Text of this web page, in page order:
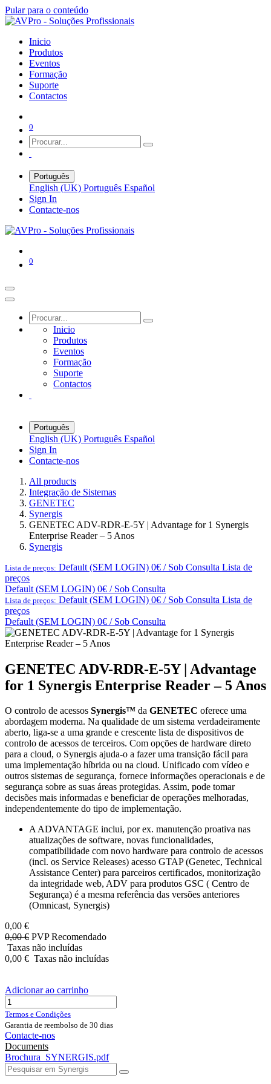
Pular para o conteúdo
Inicio
Produtos
Eventos
Formação
Suporte
Contactos
0
Português
English (UK) Português Español
Sign In
Contacte-nos
0
Inicio
Produtos
Eventos
Formação
Suporte
Contactos
Português
English (UK) Português Español
Sign In
Contacte-nos
All products
Integração de Sistemas
GENETEC
Synergis
GENETEC ADV-RDR-E-5Y | Advantage for 1 Synergis
Enterprise Reader – 5 Anos
Synergis
Lista de preços: Default (SEM LOGIN) 0€ / Sob Consulta Lista de
preços
Default (SEM LOGIN) 0€ / Sob Consulta
Lista de preços: Default (SEM LOGIN) 0€ / Sob Consulta Lista de
preços
Default (SEM LOGIN) 0€ / Sob Consulta
GENETEC ADV-RDR-E-5Y | Advantage
for 1 Synergis Enterprise Reader – 5 Anos
​O controlo de acessos Synergis™ da GENETEC oferece uma
abordagem moderna. Na qualidade de um sistema verdadeiramente
aberto, liga-se a uma grande e crescente lista de dispositivos de
controlo de acessos de terceiros. Com opções de hardware direto
para a cloud, o Synergis ajuda-o a fazer uma transição fácil para
uma implementação híbrida ou na cloud. Unificado com vídeo e
outros sistemas de segurança, fornece informações operacionais e de
segurança sobre as suas áreas protegidas. Assim, pode tomar
decisões mais informadas e beneficiar de operações melhoradas,
independentemente do tipo de implementação.
A ADVANTAGE inclui, por ex. manutenção proativa nas
atualizações de software, novas funcionalidades,
compatibilidade com novo hardware para controlo de acessos
(incl. os Service Releases) acesso GTAP (Genetec, Technical
Assistance Center) para parceiros certificados, monitorização
da integridade web, ADV para produtos GSC ( Centro de
Segurança) é a mesma referência das versões anteriores
(Omnicast, Synergis)
0,00 €
0,00€ PVP Recomendado
Taxas não incluídas
0,00 € Taxas não incluídas
Adicionar ao carrinho
Termos e Condições
Garantia de reembolso de 30 dias
Contacte-nos
Documents
Brochura_SYNERGIS.pdf